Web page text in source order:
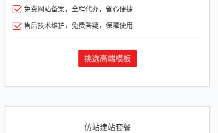
免费网站备案，全程代办，省心便捷
售后技术维护，免费答疑，保障使用
挑选高端模板
仿站建站套餐